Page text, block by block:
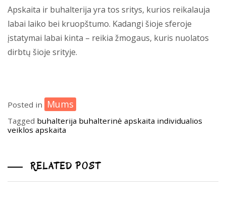
Apskaita ir buhalterija yra tos sritys, kurios reikalauja
labai laiko bei kruopštumo. Kadangi šioje sferoje
įstatymai labai kinta – reikia žmogaus, kuris nuolatos
dirbtų šioje srityje.
Posted in Mums
Tagged buhalterija buhalterinė apskaita individualios
veiklos apskaita
RELATED POST